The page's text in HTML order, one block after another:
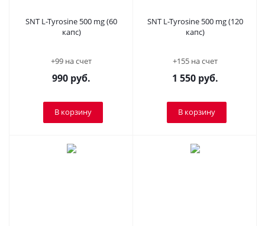
SNT L-Tyrosine 500 mg (60
капс)
+99 на счет
990 руб.
В корзину
SNT L-Tyrosine 500 mg (120
капс)
+155 на счет
1 550руб.
В корзину